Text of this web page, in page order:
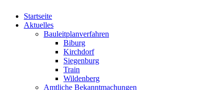
Startseite
Aktuelles
Bauleitplanverfahren
Biburg
Kirchdorf
Siegenburg
Train
Wildenberg
Amtliche Bekanntmachungen